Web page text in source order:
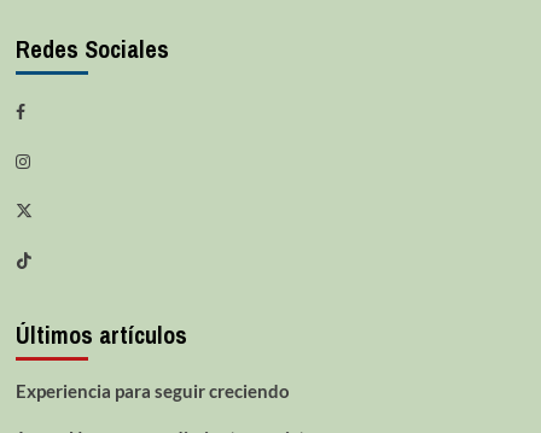
Redes Sociales
Últimos artículos
Experiencia para seguir creciendo